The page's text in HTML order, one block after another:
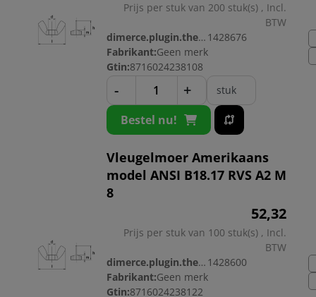
Prijs per stuk van 200 stuk(s) , Incl.
BTW
dimerce.plugin.theme.productnr: 1428676
Fabrikant:Geen merk
Gtin:8716024238108
- + stuk
Bestel nu!
Vleugelmoer Amerikaans
model ANSI B18.17 RVS A2 M
8
52,32
Prijs per stuk van 100 stuk(s) , Incl.
BTW
dimerce.plugin.theme.productnr: 1428600
Fabrikant:Geen merk
Gtin:8716024238122